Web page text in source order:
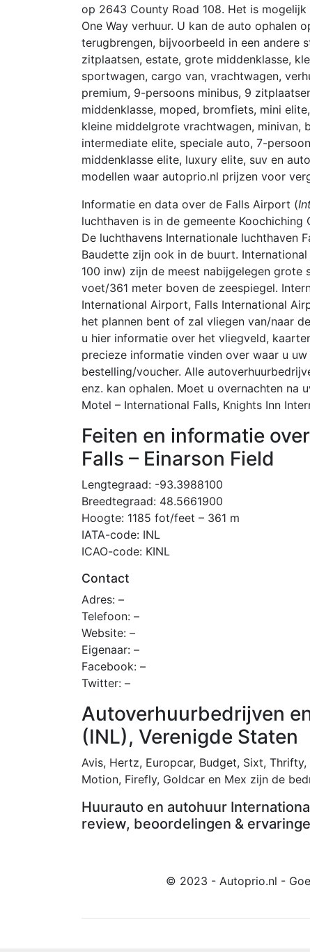
op 2643 County Road 108. Het is
One Way verhuur. U kan de auto ophalen
terugbrengen, bijvoorbeeld in een andere
zitplaatsen, estate, grote middenklasse,
sportwagen, cargo van, vrachtwagen,
premium, 9-persoons minibus, 9
middenklasse, moped, bromfiets, mini
kleine middelgrote vrachtwagen, minivan,
intermediate elite, speciale auto, 7-
middenklasse elite, luxury elite, suv en
modellen waar autoprio.nl prijzen voor
Informatie en data over de Falls Airport (
luchthaven is in de gemeente
De luchthavens Internationale luchthaven
Baudette zijn ook in de buurt.
100 inw) zijn de meest nabijgelegen grote
voet/361 meter boven de zeespiegel.
International Airport, Falls International
het plannen bent of zal vliegen van/naar
u hier informatie over het vliegveld,
precieze informatie vinden over waar u
bestelling/voucher. Alle
enz. kan ophalen. Moet u overnachten na
Motel – International Falls, Knights Inn
Feiten en informatie
Falls – Einarson Field
Lengtegraad: -93.3988100
Breedtegraad: 48.5661900
Hoogte: 1185 fot/feet – 361 m
IATA-code: INL
ICAO-code: KINL
Contact
Adres: –
Telefoon: –
Website: –
Eigenaar: –
Facebook: –
Twitter: –
Autoverhuurbedrijven
(INL), Verenigde Staten
Avis, Hertz, Europcar, Budget, Sixt,
Motion, Firefly, Goldcar en Mex zijn de
Huurauto en autohuur
review, beoordelingen &
© 2023 - Autoprio.nl -